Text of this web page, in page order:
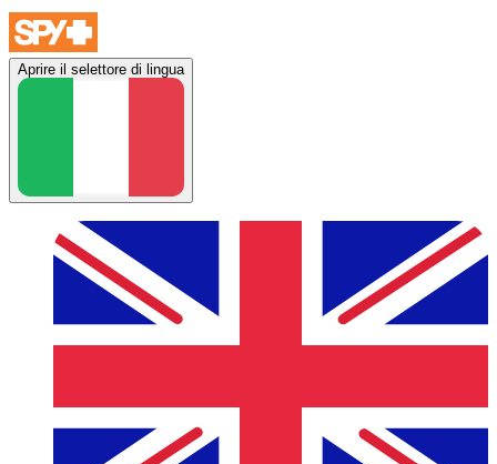
Aprire il selettore di lingua